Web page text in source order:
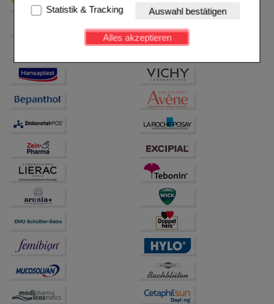
Website notwendig sind (z.B. Navigation, Warenkorb,
Kundenkonto), weshalb auf diese nicht verzichtet
werden kann.
Einkaufserlebnis noch ansprechender zu gestalten,
beispielsweise für die Wiedererkennung des
Besuchers oder unsere Seite an bevorzugte
Verhaltensweisen (z.B. Spracheinstellung)
anzupassen. Komfort-Cookies ermöglichen es uns
auch auf Ihre Bedürfnisse zugeschrittene Inhalte
anzuzeigen und unser Partnerprogramm zu
betreiben.
Hierüber lassen sich
Informationen über die Art und Weise der Nutzung
unserer Website sammeln, mit deren Hilfe wir unsere
Website weiter für Sie optimieren können, den Inhalt
auf unserer Website aber auch die Werbung auf
Drittseiten möglichst relevant für Sie zu gestalten.
Bitte beachten Sie, dass Daten hierfür teilweise an
Dritte wie z.B. Google oder soziale Medien
übertragen werden.
Statistik & Tracking Auswahl bestätigen
Alles akzeptieren